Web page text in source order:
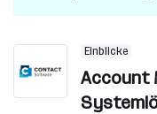
Einblicke
Account